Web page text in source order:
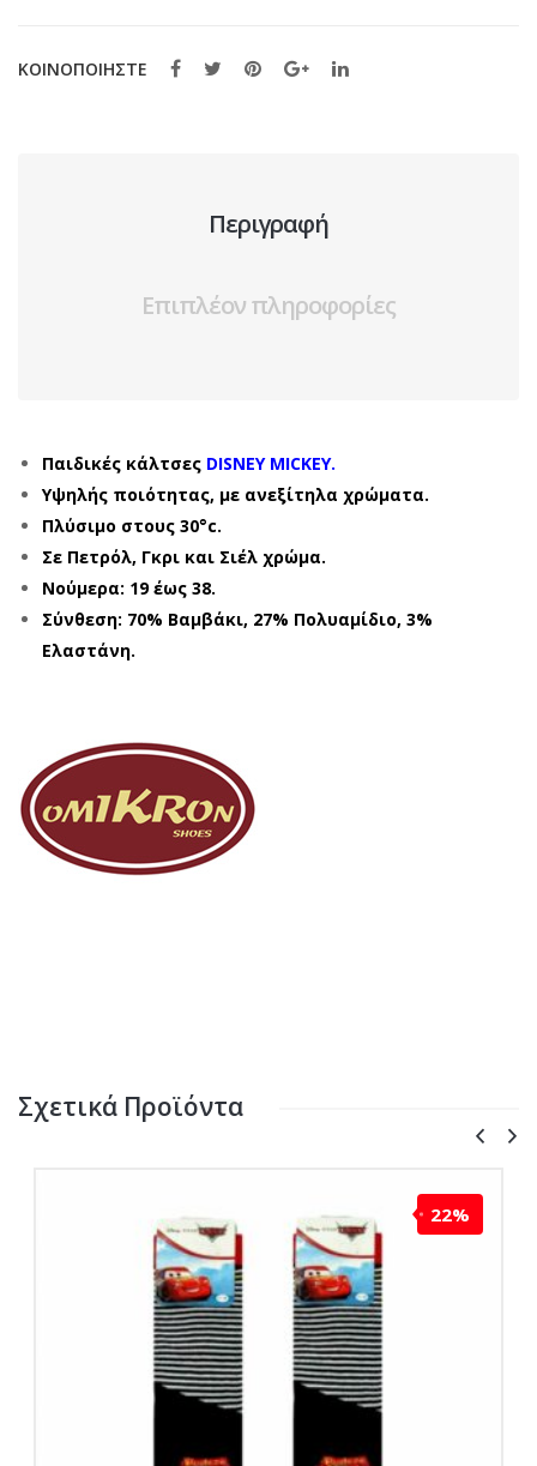
ΚΟΙΝΟΠΟΙΗΣΤΕ
Περιγραφή
Επιπλέον πληροφορίες
Παιδικές κάλτσες DISNEY MICKEY.
Υψηλής ποιότητας, με ανεξίτηλα χρώματα.
Πλύσιμο στους 30°c.
Σε Πετρόλ, Γκρι και Σιέλ χρώμα.
Νούμερα: 19 έως 38.
Σύνθεση: 70% Βαμβάκι, 27% Πολυαμίδιο, 3%
Ελαστάνη.
Σχετικά Προϊόντα
22%